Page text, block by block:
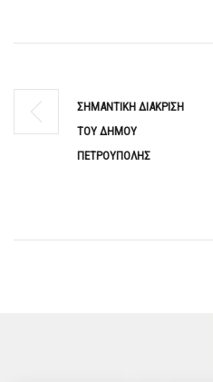
ΣΗΜΑΝΤΙΚΗ ΔΙΑΚΡΙΣΗ
ΤΟΥ ΔΗΜΟΥ
ΠΕΤΡΟΥΠΟΛΗΣ